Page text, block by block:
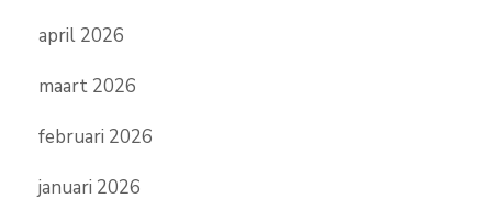
april 2026
maart 2026
februari 2026
januari 2026